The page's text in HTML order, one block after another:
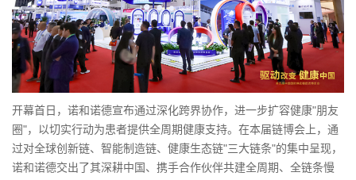
开幕首日，诺和诺德宣布通过深化跨界协作，进一步扩容健康"朋友
圈"，以切实行动为患者提供全周期健康支持。在本届链博会上，通
过对全球创新链、智能制造链、健康生态链"三大链条"的集中呈现，
诺和诺德交出了其深耕中国、携手合作伙伴共建全周期、全链条慢